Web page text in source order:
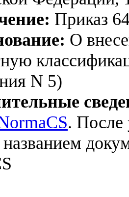
Приказ
О
N 5)
. После